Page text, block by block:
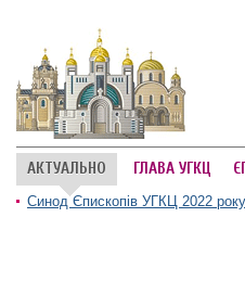
АКТУАЛЬНО ГЛАВА УГКЦ
Синод Єпископів УГКЦ 2022 року